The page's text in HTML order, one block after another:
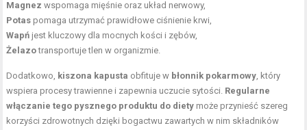
Magnez wspomaga mięśnie oraz układ nerwowy,
Potas pomaga utrzymać prawidłowe ciśnienie krwi,
Wapń jest kluczowy dla mocnych kości i zębów,
Żelazotransportuje tlen w organizmie.
Dodatkowo, kiszona kapusta obfituje w błonnik pokarmowy, który
wspiera procesy trawienne i zapewnia uczucie sytości. Regularne
włączanie tego pysznego produktu do diety może przynieść szereg
korzyści zdrowotnych dzięki bogactwu zawartych w nim składników